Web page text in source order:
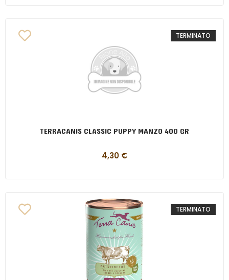
TERMINATO
TERRACANIS CLASSIC PUPPY MANZO 400 GR
4,30 €
TERMINATO